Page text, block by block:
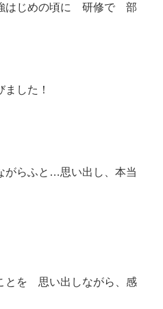
じめの頃に 研修で 部
た！
ふと…思い出し、本当
を 思い出しながら、感